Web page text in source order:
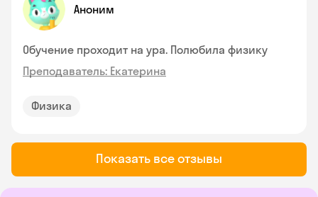
Аноним
Обучение проходит на ура. Полюбила физику
Преподаватель: Екатерина
Физика
Показать все отзывы